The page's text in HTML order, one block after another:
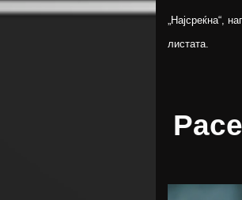
„Најсреќна“,
листата.